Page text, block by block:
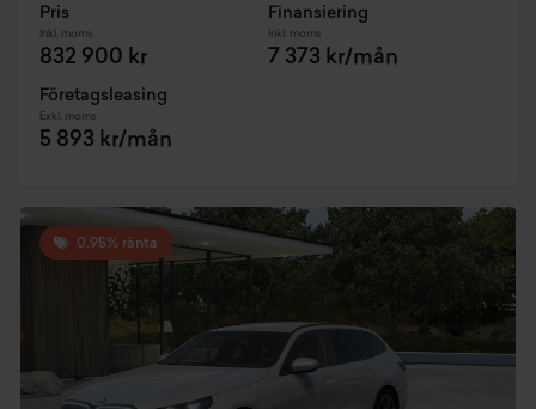
Pris
Inkl. moms
832 900 kr
Finansiering
Inkl. moms
7 373 kr/mån
Företagsleasing
Exkl. moms
5 893 kr/mån
0,95% ränta